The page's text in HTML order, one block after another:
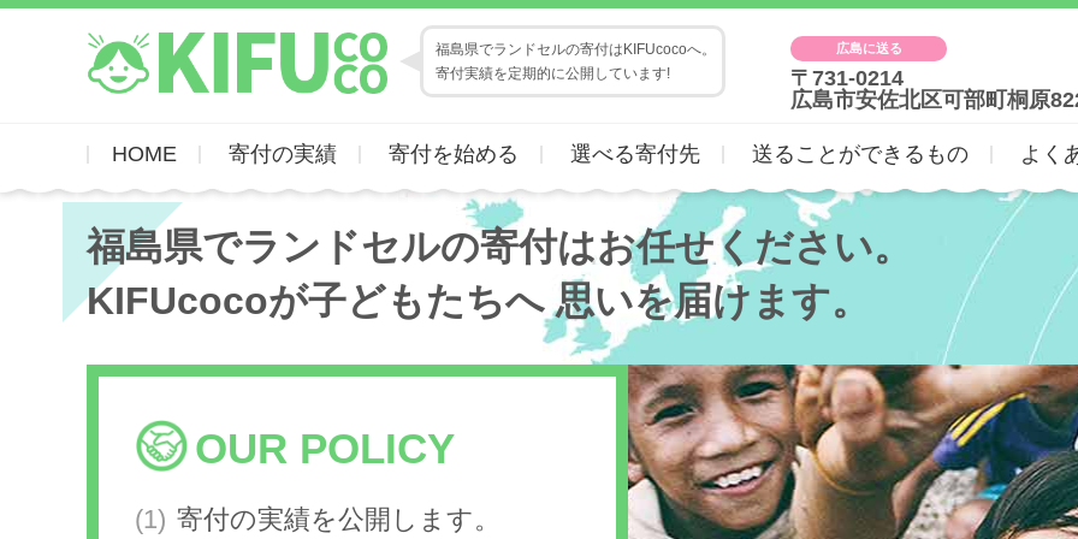
福島県でランドセルの寄付はKIFUcocoへ。
寄付実績を定期的に公開しています!
広島に送る
〒731-0214
広島市安佐北区可部町桐原
HOME 寄付の実績 寄付を始める 選べる寄付先 送ることができるもの よく
福島県でランドセルの寄付はお任せください。
KIFUcocoが子どもたちへ思いを届けます。
OUR POLICY
寄付の実績を公開します。